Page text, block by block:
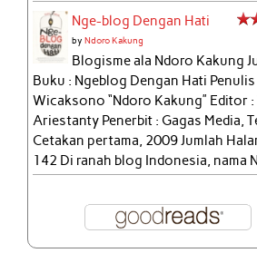
Nge-blog Dengan Hati
byNdoro Kakung
Blogisme ala Ndoro Kakung
Buku : Ngeblog Dengan Hati Penulis
Wicaksono “Ndoro Kakung” Editor
Ariestanty Penerbit : Gagas Media,
Cetakan pertama, 2009 Jumlah
142 Di ranah blog Indonesia, nama